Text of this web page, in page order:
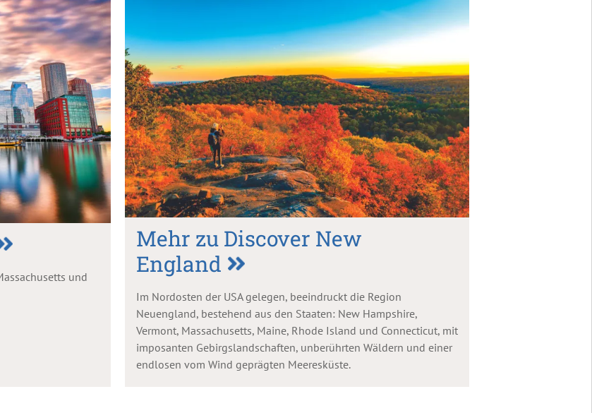
und
Mehr zu Discover New
England
Im Nordosten der USA gelegen, beeindruckt die Region
Neuengland, bestehend aus den Staaten: New Hampshire,
Vermont, Massachusetts, Maine, Rhode Island und Connecticut, mit
imposanten Gebirgslandschaften, unberührten Wäldern und einer
endlosen vom Wind geprägten Meeresküste.